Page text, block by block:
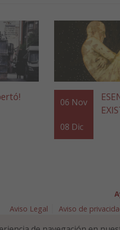
06 Nov
08 Dic
Aviso Legal
Aviso de
Plaza Navarra 5 -